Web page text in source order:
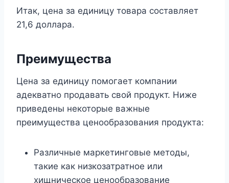
Итак, цена за единицу товара составляет
21,6 доллара.
Преимущества
Цена за единицу помогает компании
адекватно продавать свой продукт. Ниже
приведены некоторые важные
преимущества ценообразования продукта:
Различные маркетинговые методы,
такие как низкозатратное или
хищническое ценообразование